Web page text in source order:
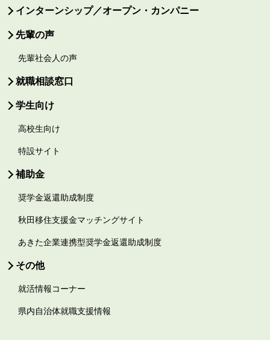
インターンシップ／オープン・カンパニー
先輩の声
先輩社会人の声
就職相談窓口
学生向け
高校生向け
特設サイト
補助金
奨学金返還助成制度
秋田移住支援金マッチングサイト
あきた企業連携型奨学金返還助成制度
その他
就活情報コーナー
県内自治体就職支援情報